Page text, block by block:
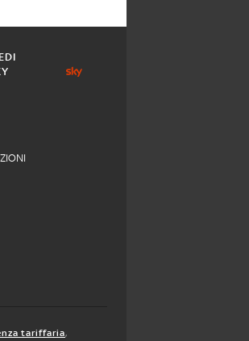
tariffaria,